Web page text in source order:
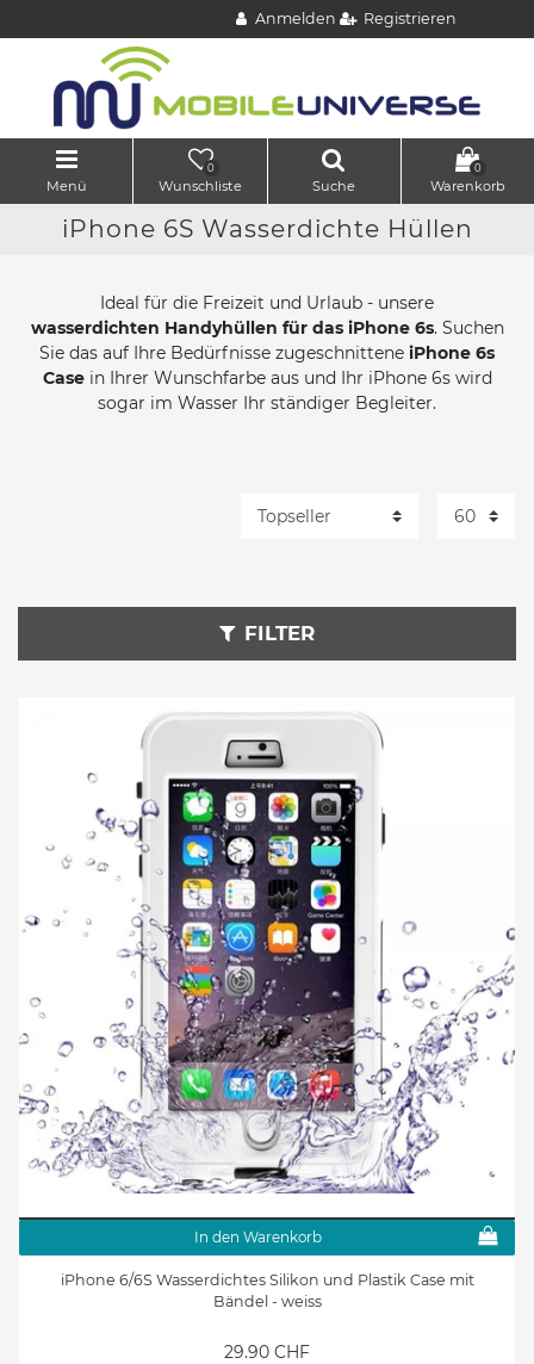
Anmelden Registrieren
Menü
0
Wunschliste Suche
0
Warenkorb
iPhone 6S Wasserdichte Hüllen
Ideal für die Freizeit und Urlaub - unsere
wasserdichten Handyhüllen für das iPhone 6s. Suchen
Sie das auf Ihre Bedürfnisse zugeschnittene iPhone 6s
Casein Ihrer Wunschfarbe aus und Ihr iPhone 6s wird
sogar im Wasser Ihr ständiger Begleiter.
FILTER
In den Warenkorb
iPhone 6/6S Wasserdichtes Silikon und Plastik Case mit
Bändel - weiss
29.90 CHF